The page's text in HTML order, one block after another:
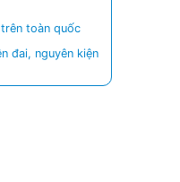
toàn quốc
đai, nguyên kiện